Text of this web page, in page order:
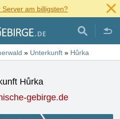
Server am billigsten?
» Unterkunft » Hůrka
Hůrka
gebirge.de